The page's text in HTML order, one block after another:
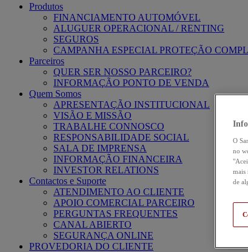
Produtos
FINANCIAMENTO AUTOMÓVEL
ALUGUER OPERACIONAL / RENTING
SEGUROS
CAMPANHA ESPECIAL PROTEÇÃO
Parceiros
QUER SER NOSSO PARCEIRO?
INFORMAÇÃO PONTO DE VENDA
Quem Somos
APRESENTAÇÃO INSTITUCIONAL
VISÃO E MISSÃO
TRABALHE CONNOSCO
RESPONSABILIDADE SOCIAL
SALA DE IMPRENSA
INFORMAÇÃO FINANCEIRA
INVESTOR RELATIONS
Contactos e Suporte
ATENDIMENTO AO CLIENTE
APOIO COMERCIAL PARCEIRO
PERGUNTAS FREQUENTES
CANAL ABIERTO
SEGURANÇA ONLINE
PROVEDORIA DO CLIENTE
O
no
mais
de